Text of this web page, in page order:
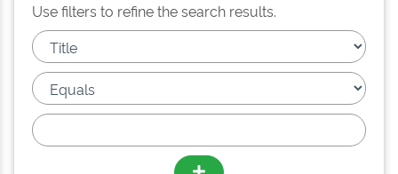
Use filters to refine the search results.